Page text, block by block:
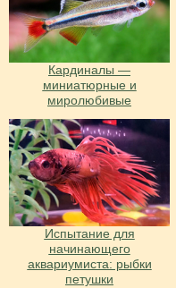
Кардиналы —
миниатюрные и
миролюбивые
Испытание для
начинающего
аквариумиста: рыбки
петушки